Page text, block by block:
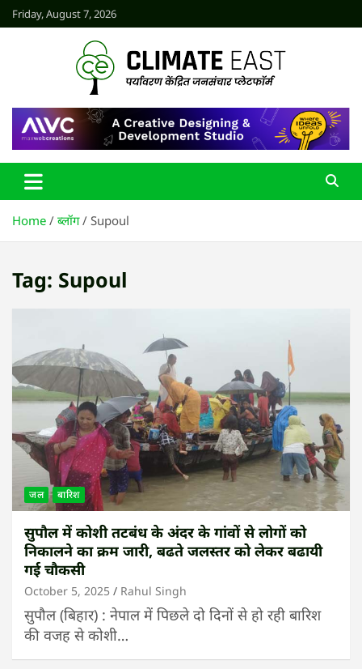
Skip
to
Friday, August 7, 2026
CLIMATE EAST
Home ब्लॉग Supoul
Tag: Supoul
जल बारिश
सुपौल में कोशी तटबंध के अंदर के गांवों से लोगों को
निकालने का क्रम जारी, बढते जलस्तर को लेकर बढायी
गई चौकसी
October 5, 2025 Rahul Singh
सुपौल (बिहार) : नेपाल में पिछले दो दिनों से हो रही बारिश
की वजह से कोशी…